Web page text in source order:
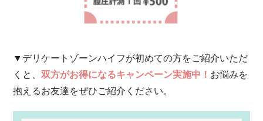
▼デリケートゾーンハイフが初めての方をご紹介いただ
くと、 双方がお得になるキャンペーン実施中！ お悩みを
抱えるお友達をぜひご紹介ください。